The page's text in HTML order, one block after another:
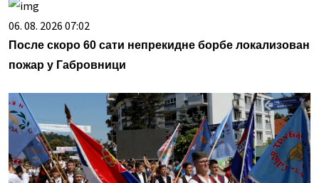
06. 08. 2026 07:02
После скоро 60 сати непрекидне борбе локализован
пожар у Габровници